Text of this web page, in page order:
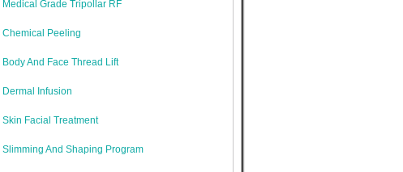
Medical Grade Tripollar RF
Chemical Peeling
Body And Face Thread Lift
Dermal Infusion
Skin Facial Treatment
Slimming And Shaping Program